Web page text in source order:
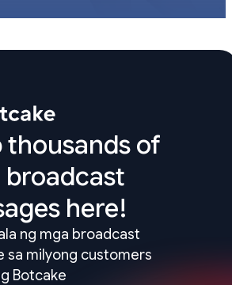
thousands of
broadcast
here!
ng mga broadcast
sa milyong customers
Botcake